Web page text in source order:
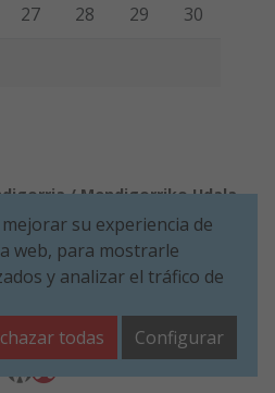
27 28 29 30
/ Mendigorriko Udala
de Cookies
Accesibilidad
de la información
de privacidad
Mendigorria (NAVARRA)
su experiencia de
web, para mostrarle
y analizar el tráfico de
todas Configurar